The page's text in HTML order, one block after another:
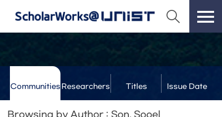
Communities Researchers Titles Issue Date
Browsing by Author : Son, Sooel